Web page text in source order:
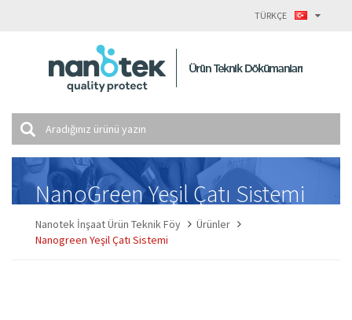
TÜRKÇE
NanoGreen Yeşil Çatı Sistemi
Nanotek İnşaat Ürün Teknik Föy
Ürünler
Nanogreen Yeşil Çatı Sistemi